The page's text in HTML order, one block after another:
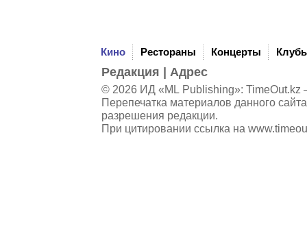
Кино Рестораны Концерты
Редакция Адрес
© 2026 ИД «ML Publishing»: TimeOut.kz
Перепечатка материалов данного
разрешения редакции.
При цитировании ссылка на